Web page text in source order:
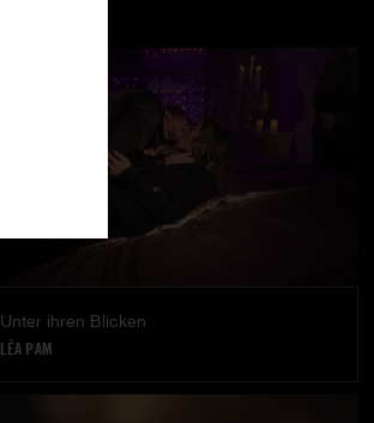
Unter ihren Blicken
LÉA PAM